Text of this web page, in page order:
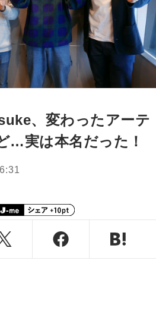
、変わったアーテ
…実は本名だった！